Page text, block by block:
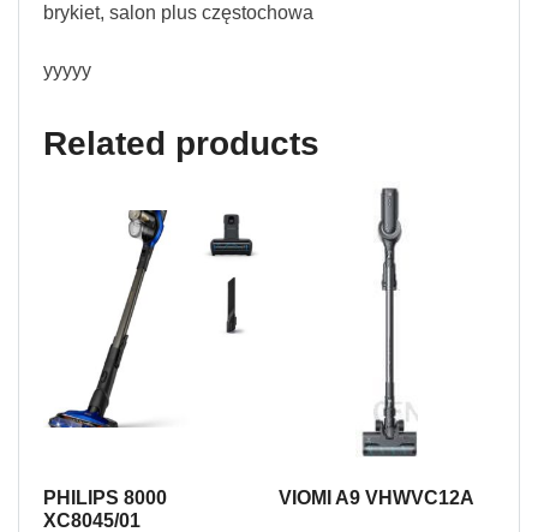
brykiet, salon plus częstochowa
yyyyy
Related products
PHILIPS 8000
XC8045/01
VIOMI A9 VHWVC12A